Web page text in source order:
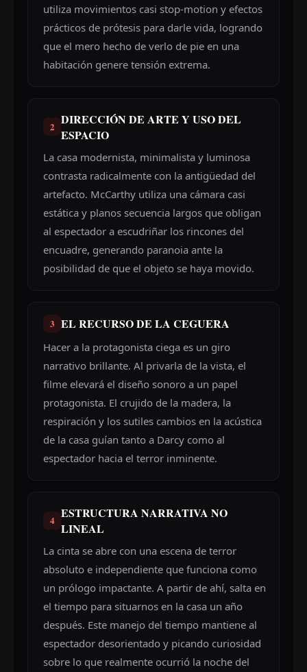
utiliza movimientos casi stop-motion y efectos
prácticos de prótesis para darle vida, logrando
que el mero hecho de verlo de pie en una
habitación genere tensión extrema.
2 DIRECCIÓN DE ARTE Y USO DEL
ESPACIO
La casa modernista, minimalista y luminosa
contrasta radicalmente con la antigüedad del
artefacto. McCarthy utiliza una cámara casi
estática y planos secuencia largos que obligan
al espectador a escudriñar los rincones del
encuadre, generando paranoia ante la
posibilidad de que el objeto se haya movido.
3 EL RECURSO DE LA CEGUERA
Hacer a la protagonista ciega es un giro
narrativo brillante. Al privarla de la vista, el
filme elevará el diseño sonoro a un papel
protagonista. El crujido de la madera, la
respiración y los sutiles cambios en la acústica
de la casa guían tanto a Darcy como al
espectador hacia el terror inminente.
4 ESTRUCTURA NARRATIVA NO
LINEAL
La cinta se abre con una escena de terror
absoluto e independiente que funciona como
un prólogo impactante. A partir de ahí, salta en
el tiempo para situarnos en la casa un año
después. Este manejo del tiempo mantiene al
espectador desorientado y picando curiosidad
sobre lo que realmente ocurrió la noche del